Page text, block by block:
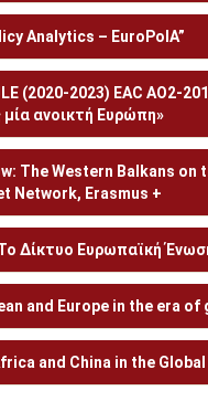
Analytics – EuroPolA”
(2020-2023) EAC AO2-
ανοικτή Ευρώπη»
The Western Balkans on
Network, Erasmus +
Δίκτυο Ευρωπαϊκή
and Europe in the era of
and China in the Global